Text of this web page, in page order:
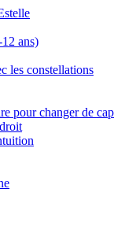
ans)
les constellations
pour changer de cap